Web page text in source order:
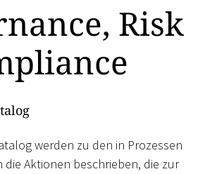
Risk
werden zu den in Prozessen
die Aktionen beschrieben, die zur